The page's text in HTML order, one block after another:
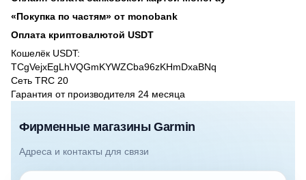
«Покупка по частям» от monobank
Оплата криптовалютой USDT
Кошелёк USDT:
TCgVejxEgLhVQGmKYWZCba96zKHmDxaBNq
Сеть TRC 20
Гарантия от производителя 24 месяцa
Фирменные магазины Garmin
Адреса и контакты для связи